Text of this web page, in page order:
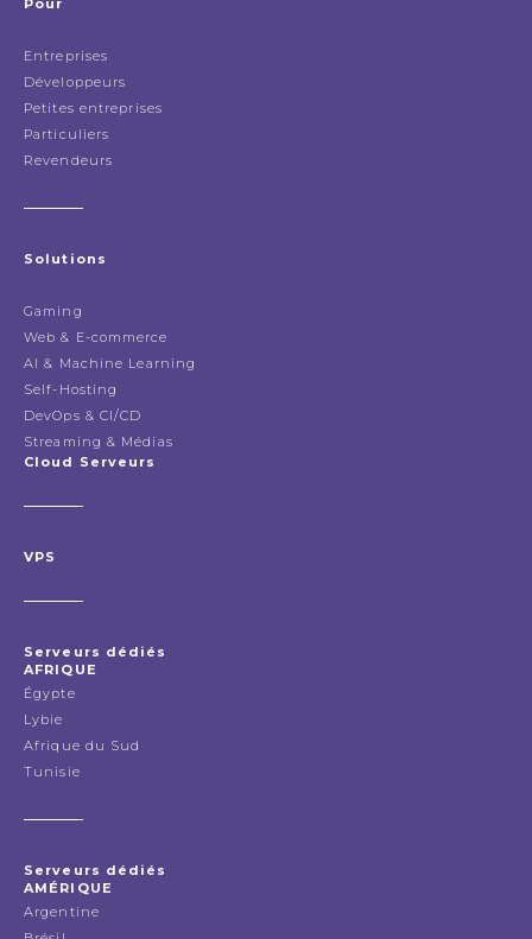
Pour
Entreprises
Développeurs
Petites entreprises
Particuliers
Revendeurs
Solutions
Gaming
Web & E-commerce
AI & Machine Learning
Self-Hosting
DevOps & CI/CD
Streaming & Médias
Cloud Serveurs
VPS
Serveurs dédiés
AFRIQUE
Égypte
Lybie
Afrique du Sud
Tunisie
Serveurs dédiés
AMÉRIQUE
Argentine